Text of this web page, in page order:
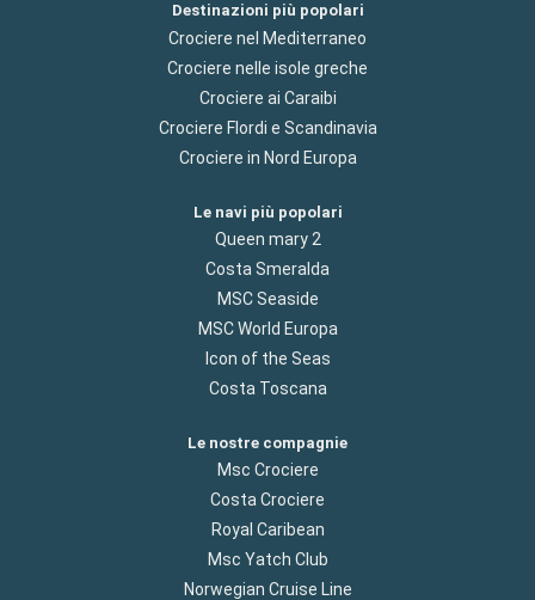
Destinazioni più popolari
Crociere nel Mediterraneo
Crociere nelle isole greche
Crociere ai Caraibi
Crociere Flordi e Scandinavia
Crociere in Nord Europa
Le navi più popolari
Queen mary 2
Costa Smeralda
MSC Seaside
MSC World Europa
Icon of the Seas
Costa Toscana
Le nostre compagnie
Msc Crociere
Costa Crociere
Royal Caribean
Msc Yatch Club
Norwegian Cruise Line